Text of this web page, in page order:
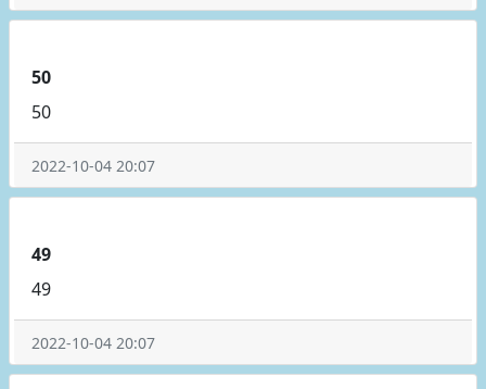
50
50
2022-10-04 20:07
49
49
2022-10-04 20:07